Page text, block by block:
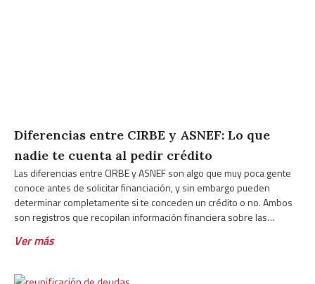
Diferencias entre CIRBE y ASNEF: Lo que
nadie te cuenta al pedir crédito
Las diferencias entre CIRBE y ASNEF son algo que muy poca gente
conoce antes de solicitar financiación, y sin embargo pueden
determinar completamente si te conceden un crédito o no. Ambos
son registros que recopilan información financiera sobre las
los
Ver más